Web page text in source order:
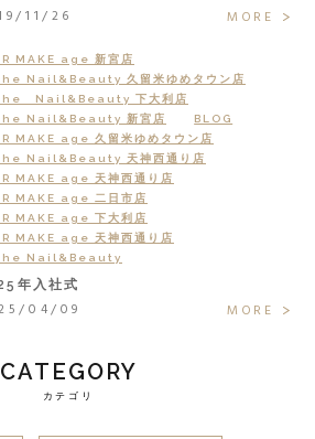
人の髪悩みまるごと解決◎
11/26 MORE
MAKE age 新宮店
Nail&Beauty 久留米ゆめタウン店
Nail&Beauty 下大利店
Nail&Beauty 新宮店
BLOG
MAKE age 久留米ゆめタウン店
Nail&Beauty 天神西通り店
MAKE age 天神西通り店
MAKE age 二日市店
MAKE age 下大利店
MAKE age 天神西通り店
Nail&Beauty
年入社式
04/09 MORE
CATEGORY
カテゴリ